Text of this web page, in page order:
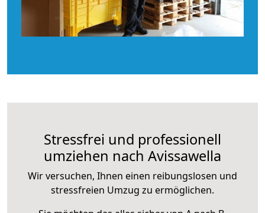
Stressfrei und professionell
umziehen nach Avissawella
Wir versuchen, Ihnen einen reibungslosen und
stressfreien Umzug zu ermöglichen.